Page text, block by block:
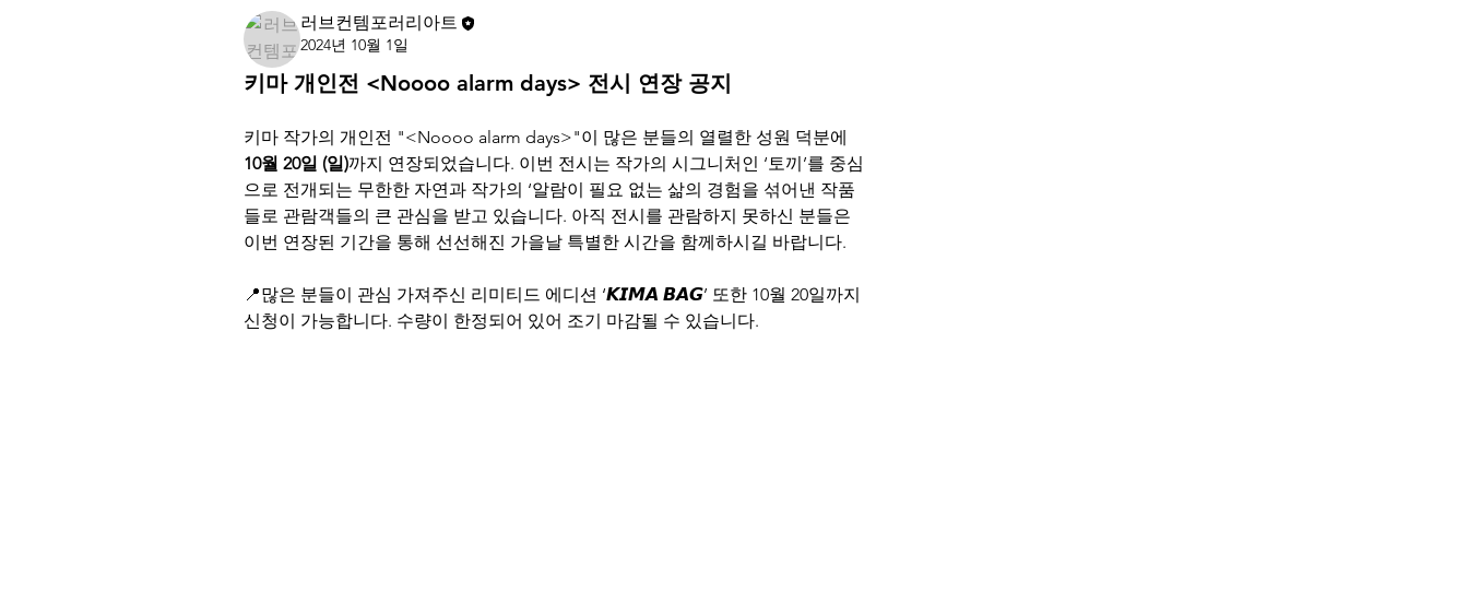
러브컨템포러리아트
2024년 10월 1일
키마 개인전 <Noooo alarm days> 전시 연장 공지
10월 20일 (일)까지 연장되었습니다. 이번 전시는 작가의 시그니처인 ‘토끼’를 중심
으로 전개되는 무한한 자연과 작가의 ‘알람이 필요 없는 삶의 경험을 섞어낸 작품
들로 관람객들의 큰 관심을 받고 있습니다. 아직 전시를 관람하지 못하신 분들은
이번 연장된 기간을 통해 선선해진 가을날 특별한 시간을 함께하시길 바랍니다.
📍많은 분들이 관심 가져주신 리미티드 에디션 ‘𝙆𝙄𝙈𝘼 𝘽𝘼𝙂’ 또한 10월 20일까지
신청이 가능합니다. 수량이 한정되어 있어 조기 마감될 수 있습니다.